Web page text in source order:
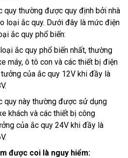
quy thường được quy định bởi nhà
loại ắc quy. Dưới đây là mức điện
ắc quy phổ biến:
ắc quy phổ biến nhất, thường
máy, ô tô con và các thiết bị điện
của ắc quy 12V khi đầy là
quy này thường được sử dụng
khách và các thiết bị công
của ắc quy 24V khi đầy là
được coi là nguy hiểm: